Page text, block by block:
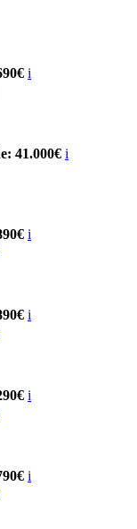
i
41.000€ i
i
i
i
i